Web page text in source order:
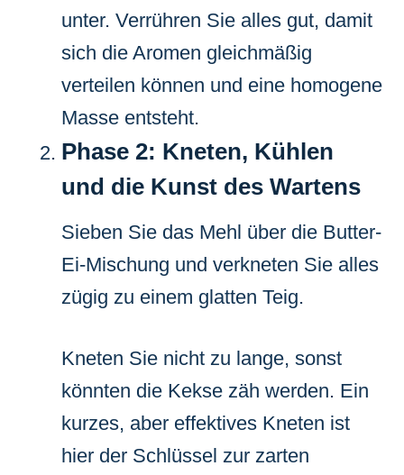
unter. Verrühren Sie alles gut, damit
sich die Aromen gleichmäßig
verteilen können und eine homogene
Masse entsteht.
Phase 2: Kneten, Kühlen
und die Kunst des Wartens
Sieben Sie das Mehl über die Butter-
Ei-Mischung und verkneten Sie alles
zügig zu einem glatten Teig.
Kneten Sie nicht zu lange, sonst
könnten die Kekse zäh werden. Ein
kurzes, aber effektives Kneten ist
hier der Schlüssel zur zarten